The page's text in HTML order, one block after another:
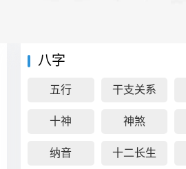
八字
五行 干支关系
十神 神煞
纳音 十二长生